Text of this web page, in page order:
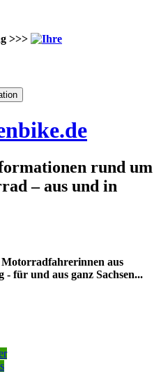
>>>
rund um
– aus und in
aus
- für und aus ganz Sachsen...